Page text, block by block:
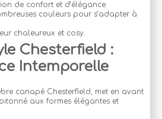
de confort et d’élégance.
couleurs pour s’adapter à
chaleureux et cosy.
Chesterfield :
Intemporelle
canapé Chesterfield, met en avant
aux formes élégantes et